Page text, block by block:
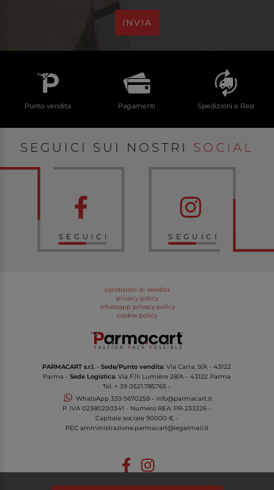
INVIA
Punto vendita Pagamenti Spedizioni e Resi
SEGUICI SUI NOSTRI SOCIAL
SEGUICI SEGUICI
condizioni di vendita
privacy policy
whatsapp privacy policy
cookie policy
PARMACART s.r.l. -Sede/Punto vendita: Via Carra, 9/A - 43122
Parma -Sede Logistica: Via F.lli Lumière 28/A – 43122 Parma
Tel. + 39 0521.785765 -
WhatsApp 339 5670258- info@parmacart.it
P. IVA02380200341 - Numero REA: PR-233326 -
Capitale sociale 90000 € -
PEC amministrazione.parmacart@legalmail.it